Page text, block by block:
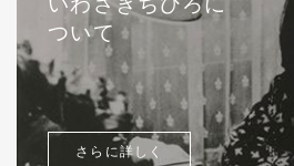
ついて
さらに詳しく